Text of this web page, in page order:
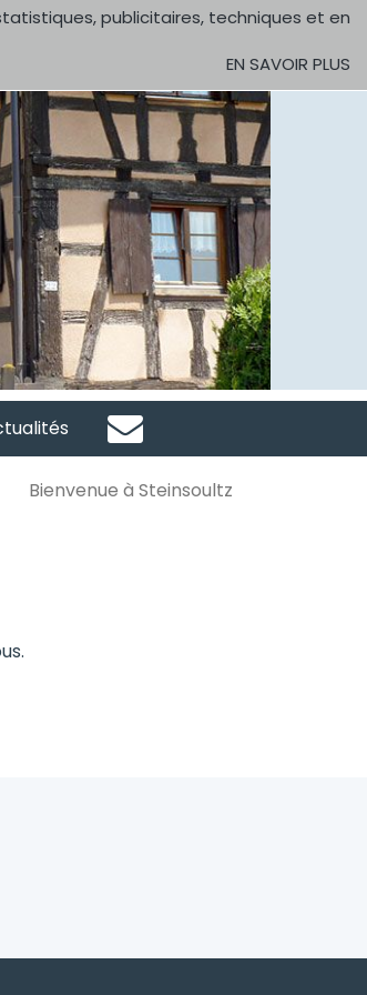
publicitaires, techniques et en
EN SAVOIR PLUS
Bienvenue à Steinsoultz